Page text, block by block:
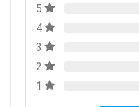
5
4
3
2
1